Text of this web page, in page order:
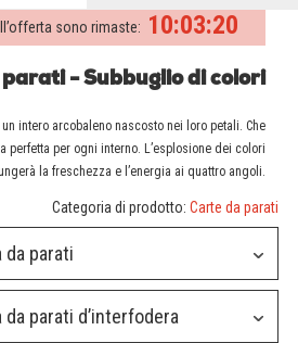
10:03:19
sono rimaste:
- Subbuglio di colori
intero arcobaleno nascosto nei loro petali. Che
per ogni interno. L’esplosione dei colori
la freschezza e l’energia ai quattro angoli.
Categoria di prodotto: Carte da parati
da parati
da parati d’interfodera